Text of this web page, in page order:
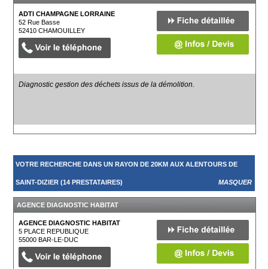
ADTI CHAMPAGNE LORRAINE
52 Rue Basse
52410CHAMOUILLEY
Diagnostic gestion des déchets issus de la démolition.
VOTRE RECHERCHE DANS UN RAYON DE 20KM AUX ALENTOURS DE
SAINT-DIZIER (14 PRESTATAIRES) MASQUER
AGENCE DIAGNOSTIC HABITAT
AGENCE DIAGNOSTIC HABITAT
5 PLACE REPUBLIQUE
55000BAR-LE-DUC